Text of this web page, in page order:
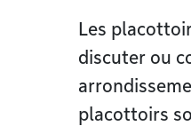
Les
discuter ou
placottoirs